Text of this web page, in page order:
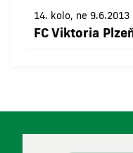
14. kolo, ne 9.6.2013
FC Viktoria